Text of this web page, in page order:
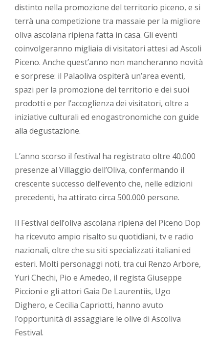
distinto nella promozione del territorio piceno, e si
terrà una competizione tra massaie per la migliore
oliva ascolana ripiena fatta in casa. Gli eventi
coinvolgeranno migliaia di visitatori attesi ad Ascoli
Piceno. Anche quest’anno non mancheranno novità
e sorprese: il Palaoliva ospiterà un’area eventi,
spazi per la promozione del territorio e dei suoi
prodotti e per l’accoglienza dei visitatori, oltre a
iniziative culturali ed enogastronomiche con guide
alla degustazione.
L’anno scorso il festival ha registrato oltre 40.000
presenze al Villaggio dell’Oliva, confermando il
crescente successo dell’evento che, nelle edizioni
precedenti, ha attirato circa 500.000 persone.
Il Festival dell’oliva ascolana ripiena del Piceno Dop
ha ricevuto ampio risalto su quotidiani, tv e radio
nazionali, oltre che su siti specializzati italiani ed
esteri. Molti personaggi noti, tra cui Renzo Arbore,
Yuri Chechi, Pio e Amedeo, il regista Giuseppe
Piccioni e gli attori Gaia De Laurentiis, Ugo
Dighero, e Cecilia Capriotti, hanno avuto
l’opportunità di assaggiare le olive di Ascoliva
Festival.